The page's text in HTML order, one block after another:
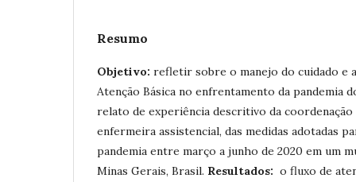
Resumo
Objetivo: refletir sobre o manejo do cuidado e a
Atenção Básica no enfrentamento da pandemia
relato de experiência descritivo da coordenação
enfermeira assistencial, das medidas adotadas
pandemia entre março a junho de 2020 em um
Minas Gerais, Brasil. Resultados: o fluxo de